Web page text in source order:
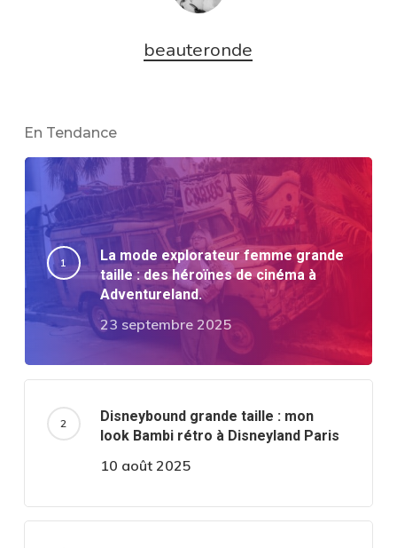
beauteronde
En Tendance
La mode explorateur femme grande
taille : des héroïnes de cinéma à
Adventureland.
23 septembre 2025
Disneybound grande taille : mon
look Bambi rétro à Disneyland Paris
10 août 2025